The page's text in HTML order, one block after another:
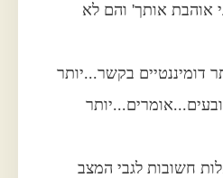
אוהבת אותך' והם לא
דומיננטיים בקשר...יותר
חשובות לגבי המצב